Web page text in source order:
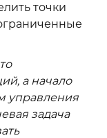
точки
а начало
управления
задача